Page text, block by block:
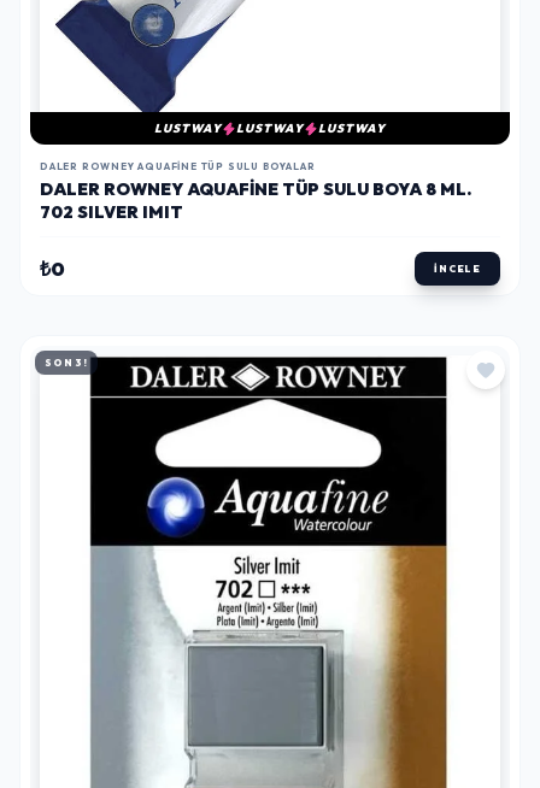
LUSTWAY LUSTWAY LUSTWAY
DALER ROWNEY AQUAFINE TÜP SULU BOYALAR
DALER ROWNEY AQUAFINE TÜP SULU BOYA 8 ML.
702 SILVER IMIT
₺0 İNCELE
SON 3!